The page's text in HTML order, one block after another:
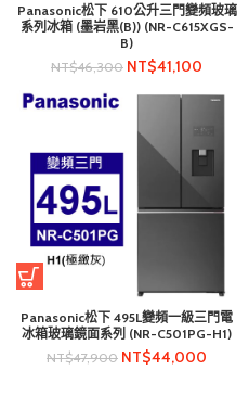
Panasonic松下 610公升三門變頻玻璃
系列冰箱 (墨岩黑(B)) (NR-C615XGS-
B)
NT$46,300 NT$41,100
Panasonic松下 495L變頻一級三門電
冰箱玻璃鏡面系列 (NR-C501PG-H1)
NT$47,900 NT$44,000